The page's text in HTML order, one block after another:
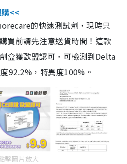
<<
的快速測試劑，現時只
買前請先注意送貨時間！這款
盒獲歐盟認可，可檢測到Delta
92.2%，特異度100%。
擊圖片放大